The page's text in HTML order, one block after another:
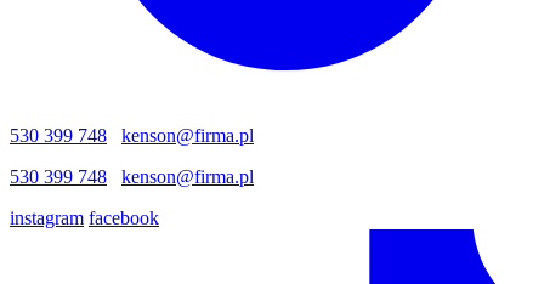
530 399 748
kenson@firma.pl
530 399 748
kenson@firma.pl
instagram facebook